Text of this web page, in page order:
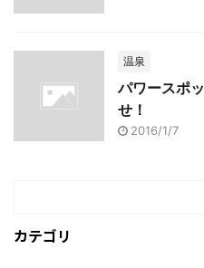
温泉
パワースポ
せ！
2016/1/7
カテゴリ